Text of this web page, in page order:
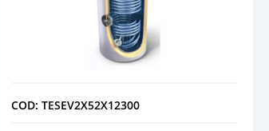
COD: TESEV2X52X12300